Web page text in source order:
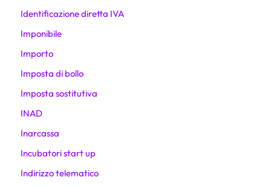
Identificazione diretta IVA
Imponibile
Importo
Imposta di bollo
Imposta sostitutiva
INAD
Inarcassa
Incubatori start up
Indirizzo telematico